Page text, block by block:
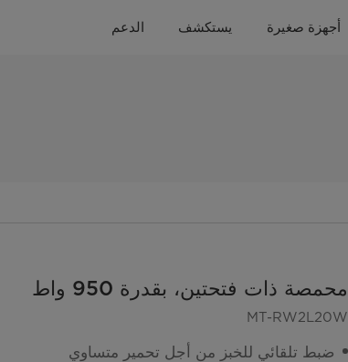
أجهزة صغيرة يستكشف الدعم
محمصة ذات فتحتين، بقدرة 950 واط
MT-RW2L20W
ضبط تلقائي للخبز من أجل تحمير متساوي